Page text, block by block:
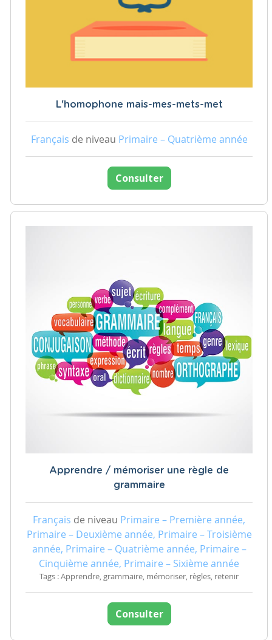
L'homophone mais-mes-mets-met
Français de niveau Primaire – Quatrième année
Consulter
Apprendre / mémoriser une règle de
grammaire
Français de niveau Primaire – Première année,
Primaire – Deuxième année, Primaire – Troisième
année, Primaire – Quatrième année, Primaire –
Cinquième année, Primaire – Sixième année
Tags : Apprendre, grammaire, mémoriser, règles, retenir
Consulter